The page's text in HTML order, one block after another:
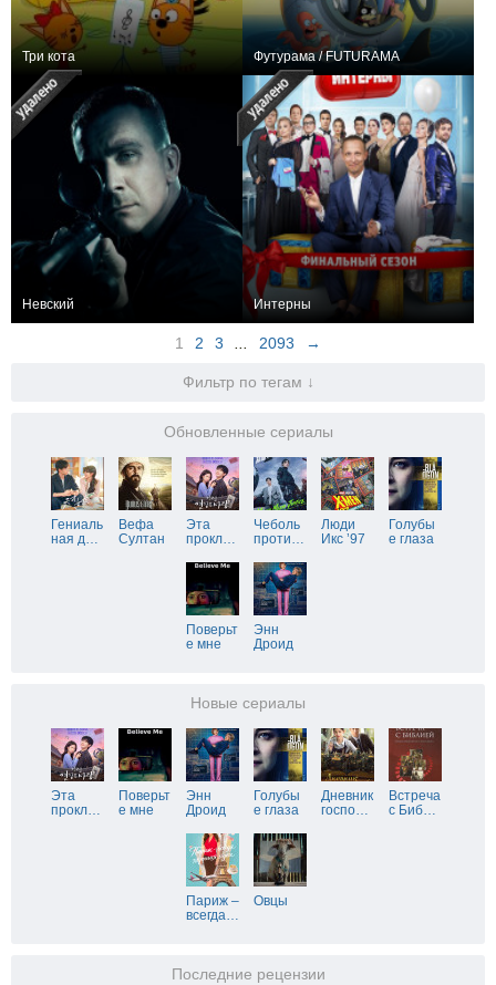
Три кота
361
Футурама / FUTURAMA
327
Невский Интерны
1 2 3 2093 →
Фильтр по тегам ↓
Обновленные сериалы
Гениаль
ная д…
Вефа
Султан
Эта
прокл…
Чеболь
проти…
Люди
Икс ’97
Голубы
е глаза
Поверьт
е мне
Энн
Дроид
Новые сериалы
Эта
прокл…
Поверьт
е мне
Энн
Дроид
Голубы
е глаза
Дневник
госпо…
Встреча
с Биб…
Париж –
всегда…
Овцы
Последние рецензии